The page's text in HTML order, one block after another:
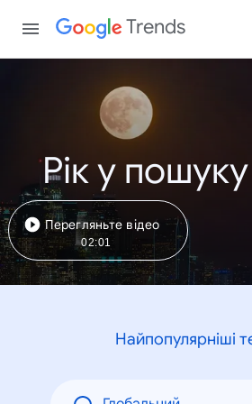
Trends
Рік у
Перегляньте відео
02:01
Найпопулярніші